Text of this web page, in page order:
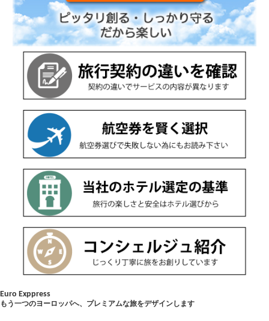
Euro Exppress
もう一つのヨーロッパへ、プレミアムな旅をデザインします